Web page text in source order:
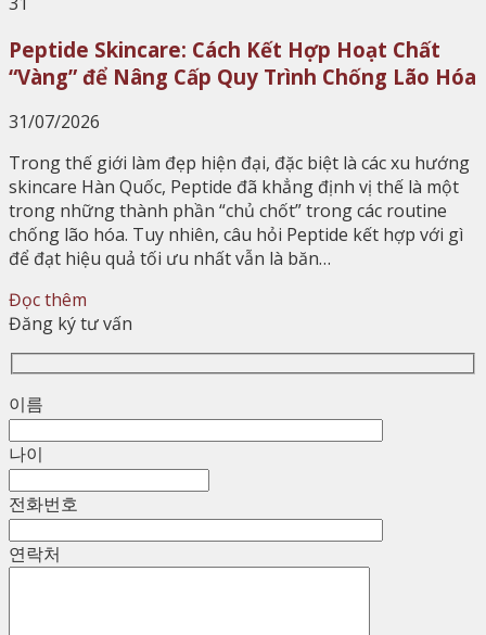
Peptide Skincare: Cách Kết Hợp Hoạt Chất
“Vàng” để Nâng Cấp Quy Trình Chống Lão Hóa
31/07/2026
Trong thế giới làm đẹp hiện đại, đặc biệt là các xu hướng
skincare Hàn Quốc, Peptide đã khẳng định vị thế là một
trong những thành phần “chủ chốt” trong các routine
chống lão hóa. Tuy nhiên, câu hỏi Peptide kết hợp với gì
để đạt hiệu quả tối ưu nhất vẫn là băn…
Đọc thêm
Đăng ký tư vấn
이름
나이
전화번호
연락처